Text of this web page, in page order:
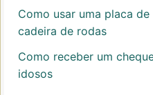
Como usar uma placa
cadeira de rodas
Como receber um
idosos